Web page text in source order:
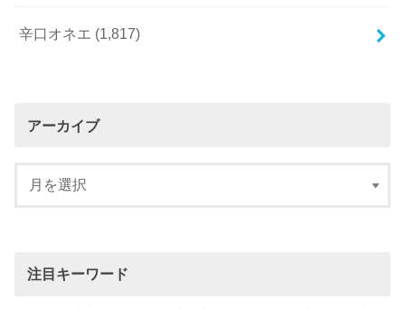
辛口オネエ (1,817)
アーカイブ
注目キーワード